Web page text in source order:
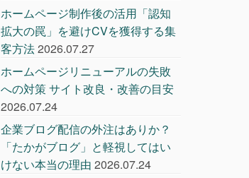
ホームページ制作後の活用「認知
拡大の罠」を避けCVを獲得する集
客方法2026.07.27
ホームページリニューアルの失敗
への対策 サイト改良・改善の目安
2026.07.24
企業ブログ配信の外注はありか？
「たかがブログ」と軽視してはい
けない本当の理由 2026.07.24